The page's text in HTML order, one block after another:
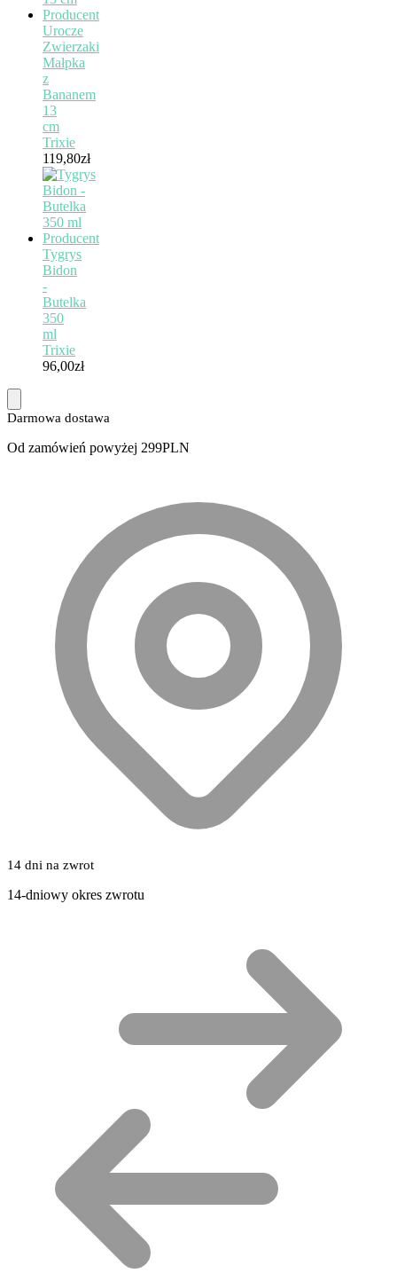
Urocze
Zwierzaki
Małpka
z
Bananem
13
cm
Trixie
119,80zł
Tygrys
Bidon
-
Butelka
350
ml
Trixie
96,00zł
Darmowa dostawa
Od zamówień powyżej 299PLN
14 dni na zwrot
14-dniowy okres zwrotu